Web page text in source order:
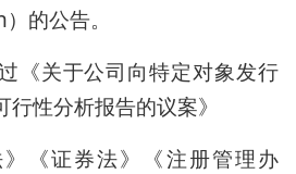
的公告。
《关于公司向特定对象发行
性分析报告的议案》
《证券法》《注册管理办